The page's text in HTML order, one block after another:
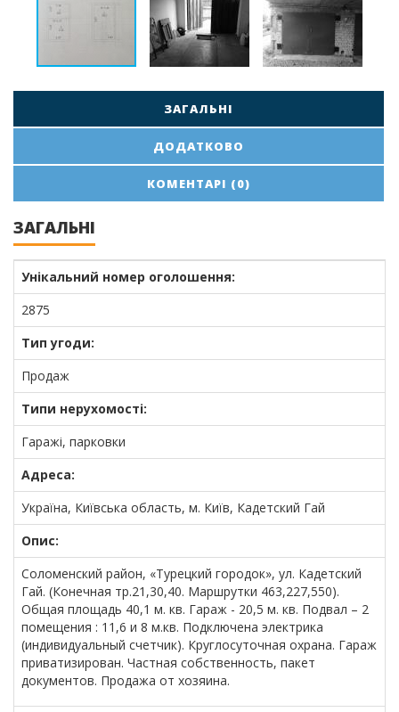
ЗАГАЛЬНІ
ДОДАТКОВО
КОМЕНТАРІ (0)
ЗАГАЛЬНІ
Унікальний номер оголошення:
2875
Тип угоди:
Продаж
Типи нерухомості:
Гаражі, парковки
Адреса:
Україна, Київська область, м. Київ, Кадетский Гай
Опис:
Соломенский район, «Турецкий городок», ул. Кадетский
Гай. (Конечная тр.21,30,40. Маршрутки 463,227,550).
Общая площадь 40,1 м. кв. Гараж - 20,5 м. кв. Подвал – 2
помещения : 11,6 и 8 м.кв. Подключена электрика
(индивидуальный счетчик). Круглосуточная охрана. Гараж
приватизирован. Частная собственность, пакет
документов. Продажа от хозяина.